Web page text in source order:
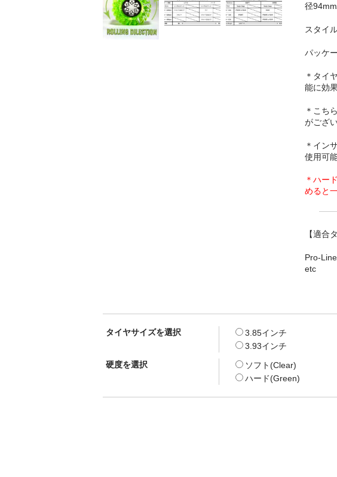
径
スタイ
パッケ
＊タイ
能に効
＊こち
がござ
＊イン
使用可
＊ハー
めると
【適合
Pro-
etc
タイヤサイズを選択
3.85インチ
3.93インチ
硬度を選択
ソフト(Clear)
ハード(Green)